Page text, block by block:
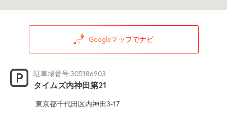
Googleマップでナビ
駐車場番号:305186903
タイムズ内神田第21
東京都千代田区内神田3-17